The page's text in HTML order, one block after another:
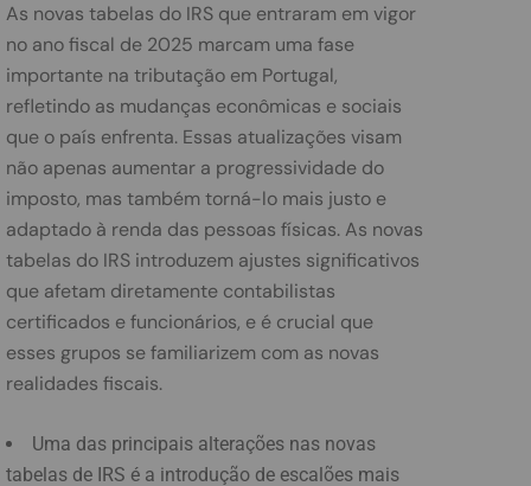
As novas tabelas do IRS que entraram em vigor
no ano fiscal de 2025 marcam uma fase
importante na tributação em Portugal,
refletindo as mudanças econômicas e sociais
que o país enfrenta. Essas atualizações visam
não apenas aumentar a progressividade do
imposto, mas também torná-lo mais justo e
adaptado à renda das pessoas físicas. As novas
tabelas do IRS introduzem ajustes significativos
que afetam diretamente contabilistas
certificados e funcionários, e é crucial que
esses grupos se familiarizem com as novas
realidades fiscais.
Uma das principais alterações nas novas
tabelas de IRS é a introdução de escalões mais